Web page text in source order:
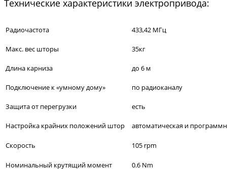
Технические характеристики электропривода:
Радиочастота 433,42 МГц
Макс. вес шторы 35кг
Длина карниза до 6 м
Подключение к «умному дому» по радиоканалу
Защита от перегрузки есть
Настройка крайних положений штор автоматическая и
Скорость 105 rpm
Номинальный крутящий момент 0.6 Nm